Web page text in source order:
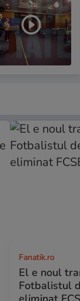
Fanatik.ro
El e noul
Fotbalistul